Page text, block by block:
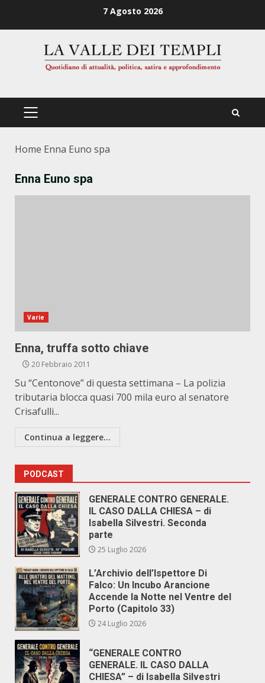
7 Agosto 2026
PRIMÄRES
Home Enna Euno spa
Enna Euno spa
Varie
Enna, truffa sotto chiave
20 Febbraio 2011
Su “Centonove” di questa settimana – La polizia
tributaria blocca quasi 700 mila euro al senatore
Crisafulli...
Continua a leggere...
PODCAST
GENERALE CONTRO GENERALE.
IL CASO DALLA CHIESA – di
Isabella Silvestri. Seconda
parte
25 Luglio 2026
L’Archivio dell’Ispettore Di
Falco: Un Incubo Arancione
Accende la Notte nel Ventre del
Porto (Capitolo 33)
24 Luglio 2026
“GENERALE CONTRO
GENERALE. IL CASO DALLA
CHIESA” – di Isabella Silvestri